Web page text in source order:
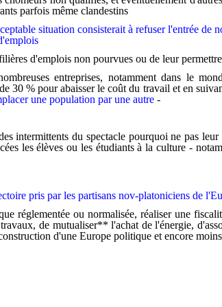
parfois même clandestins
situation consisterait à refuser l'entrée
d'emplois non pourvues ou de leur
entreprises, notamment dans le
30 % pour abaisser le coût du travail et en
une population par une autre -
intermittents du spectacle pourquoi ne pas
les élèves ou les étudiants à la culture -
pris par les partisans nov-platoniciens de
réglementée ou normalisée, réaliser une
de mutualiser** l'achat de l'énergie,
d'une Europe politique et encore